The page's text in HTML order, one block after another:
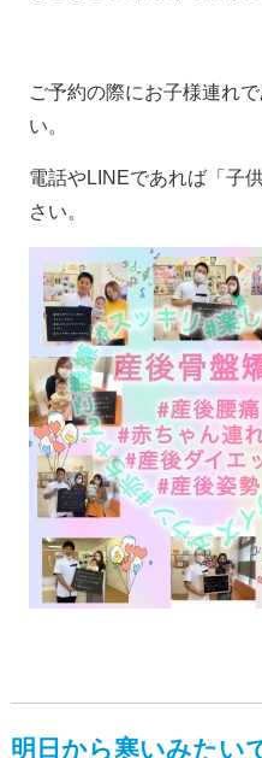
ご予約の際にお子様連れ
い。
電話やLINEであれば「子
さい。
明日から寒いみたい